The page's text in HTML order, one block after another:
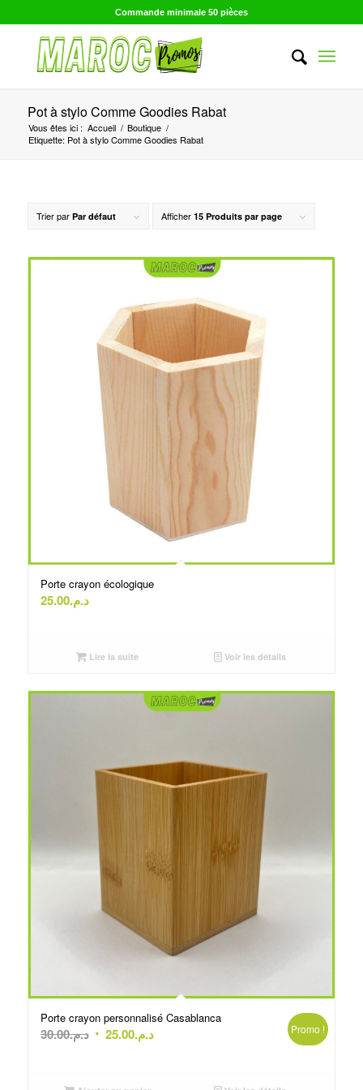
Commande minimale 50 pièces
Pot à stylo Comme Goodies Rabat
Vous êtes ici : Accueil / Boutique /
Etiquette: Pot à stylo Comme Goodies Rabat
Trier par Par défaut Afficher 15 Produits par page
Porte crayon écologique
د.م.25.00
Lire la suite Voir les détails
Porte crayon personnalisé Casablanca
د.م.30.00
Le
د.م.25.00
Le
Promo !